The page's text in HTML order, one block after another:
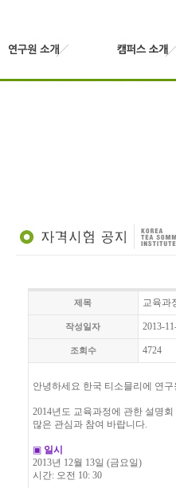
제목 교육과
작성일자 2013-
조회수 4724
안녕하세요 한국 티소믈리에 연
2014년도 교육과정에 관한 설명
많은 관심과 참여 바랍니다.
▣ 일시
2013년 12월 13일 (금요일)
시간: 오전 10: 30